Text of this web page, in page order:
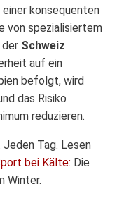
einer konsequenten
von spezialisiertem
der Schweiz
auf ein
befolgt, wird
das Risiko
reduzieren.
Tag. Lesen
bei Kälte: Die
Winter.